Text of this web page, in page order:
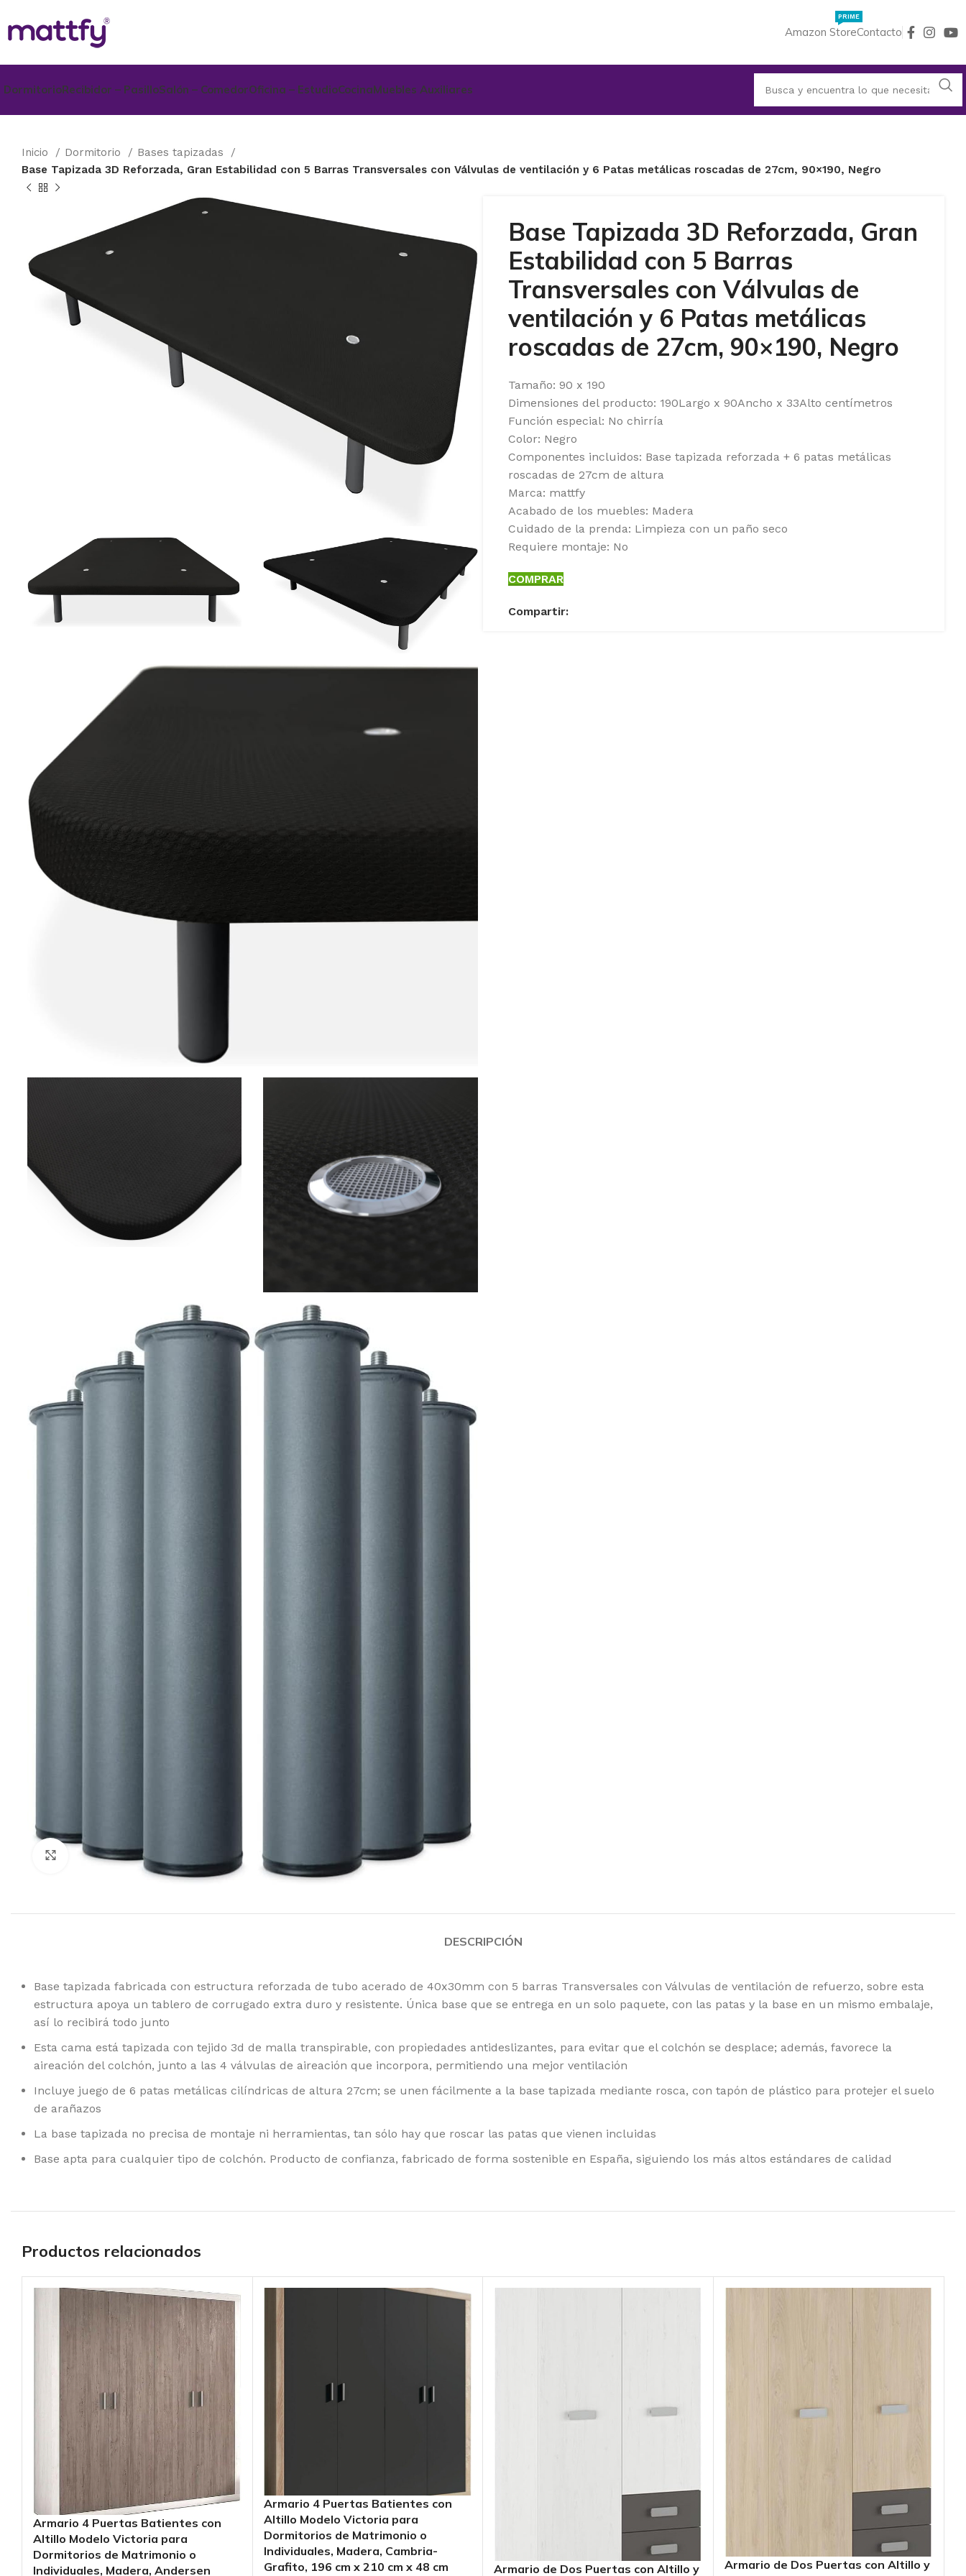
Amazon Store
PRIME
Contacto
DormitorioRecibidor – PasilloSalón – ComedorOficina – EstudioCocinaMuebles Auxiliares
Inicio Dormitorio
Bases tapizadas
Base Tapizada 3D Reforzada, Gran Estabilidad con 5 Barras Transversales con Válvulas de ventilación y 6 Patas metálicas roscadas de 27cm, 90×190, Negro
Ampliar
Base Tapizada 3D Reforzada, Gran
Estabilidad con 5 Barras
Transversales con Válvulas de
ventilación y 6 Patas metálicas
roscadas de 27cm, 90×190, Negro
Tamaño: 90 x 190
Dimensiones del producto: 190Largo x 90Ancho x 33Alto centímetros
Función especial: No chirría
Color: Negro
Componentes incluidos: Base tapizada reforzada + 6 patas metálicas
roscadas de 27cm de altura
Marca: mattfy
Acabado de los muebles: Madera
Cuidado de la prenda: Limpieza con un paño seco
Requiere montaje: No
COMPRAR
Compartir:
DESCRIPCIÓN
Base tapizada fabricada con estructura reforzada de tubo acerado de 40x30mm con 5 barras Transversales con Válvulas de ventilación de refuerzo, sobre esta
estructura apoya un tablero de corrugado extra duro y resistente. Única base que se entrega en un solo paquete, con las patas y la base en un mismo embalaje,
así lo recibirá todo junto
Esta cama está tapizada con tejido 3d de malla transpirable, con propiedades antideslizantes, para evitar que el colchón se desplace; además, favorece la
aireación del colchón, junto a las 4 válvulas de aireación que incorpora, permitiendo una mejor ventilación
Incluye juego de 6 patas metálicas cilíndricas de altura 27cm; se unen fácilmente a la base tapizada mediante rosca, con tapón de plástico para protejer el suelo
de arañazos
La base tapizada no precisa de montaje ni herramientas, tan sólo hay que roscar las patas que vienen incluidas
Base apta para cualquier tipo de colchón. Producto de confianza, fabricado de forma sostenible en España, siguiendo los más altos estándares de calidad
Productos relacionados
Armario 4 Puertas Batientes con
Altillo Modelo Victoria para
Dormitorios de Matrimonio o
Individuales, Madera, Andersen
Armario 4 Puertas Batientes con
Altillo Modelo Victoria para
Dormitorios de Matrimonio o
Individuales, Madera, Cambria-
Grafito, 196 cm x 210 cm x 48 cm
Armario de Dos Puertas con Altillo y
Armario de Dos Puertas con Altillo y